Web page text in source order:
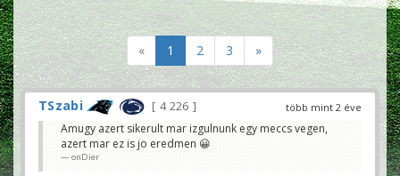
« 1 2 3 »
több mint 2 éve
TSzabi
4 226
Amugy azert sikerult mar izgulnunk egy meccs vegen,
azert mar ez is jo eredmen 😀
onDier